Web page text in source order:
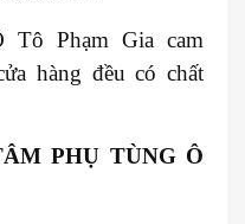
Tô Phạm Gia cam
hàng đều có chất
PHỤ TÙNG Ô